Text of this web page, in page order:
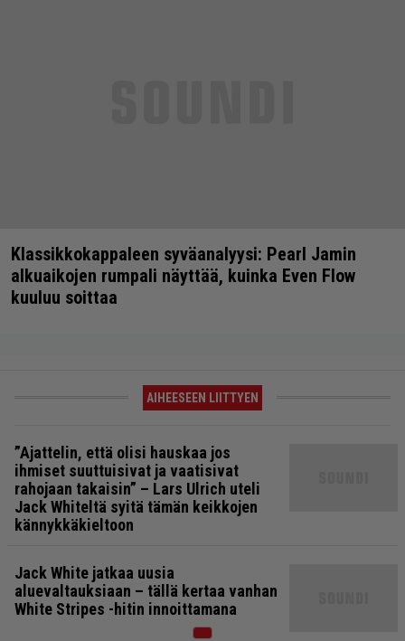
Klassikkokappaleen syväanalyysi: Pearl Jamin
alkuaikojen rumpali näyttää, kuinka Even Flow
kuuluu soittaa
AIHEESEEN LIITTYEN
”Ajattelin, että olisi hauskaa jos
ihmiset suuttuisivat ja vaatisivat
rahojaan takaisin” – Lars Ulrich uteli
Jack Whiteltä syitä tämän keikkojen
kännykkäkieltoon
Jack White jatkaa uusia
aluevaltauksiaan – tällä kertaa vanhan
White Stripes -hitin innoittamana